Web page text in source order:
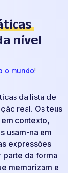
nível
o mundo!
da lista de
real. Os teus
contexto,
usam-na em
expressões
parte da forma
memorizam e